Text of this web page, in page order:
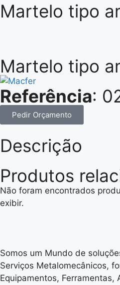
Martelo tipo
Martelo tipo
Referência:
Pedir Orçamento
Descrição
Produtos
Não foram encontrados
exibir.
Somos um Mundo de
Serviços Metalomecânicos,
Equipamentos, Ferramentas,